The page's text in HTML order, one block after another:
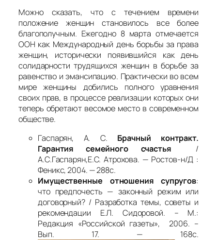
Можно сказать, что с течением времени
положение женщин становилось все более
благополучным. Ежегодно 8 марта отмечается
ООН как Международный день борьбы за права
женщин, исторически появившийся как день
солидарности трудящихся женщин в борьбе за
равенство и эмансипацию. Практически во всем
мире женщины добились полного уравнения
своих прав, в процессе реализации которых они
теперь обретают весомое место в современном
обществе.
Гаспарян, А. С. Брачный контракт.
Гарантия семейного счастья/
А.С.Гаспарян,Е.С. Атрохова. — Ростов-н/Д :
Феникс, 2004. — 288с.
Имущественные отношения супругов:
что предпочесть — законный режим или
договорный? / Разработка темы, советы и
рекомендации Е.Л. Сидоровой. – М.:
Редакция «Российской газеты», 2006. –
Вып. 17. — 168с.